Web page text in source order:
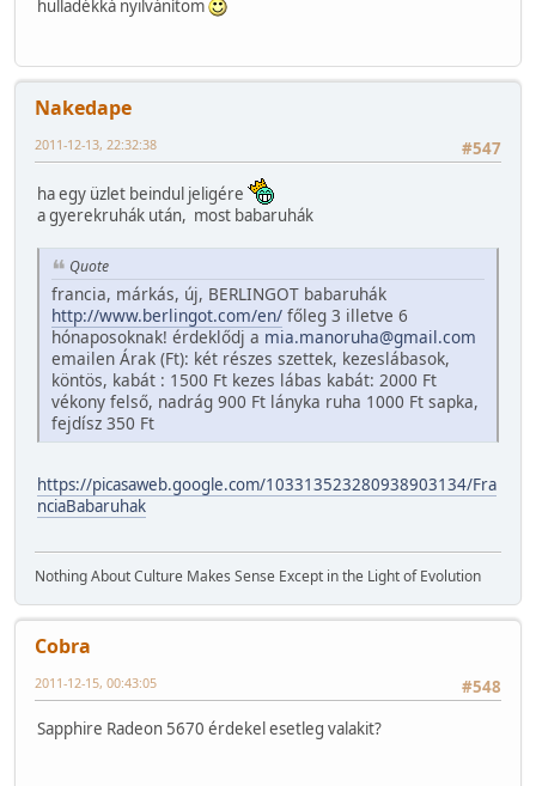
hulladékká nyilvánítom
Nakedape
#547
2011-12-13, 22:32:38
ha egy üzlet beindul jeligére
a gyerekruhák után, most babaruhák
Quote
francia, márkás, új, BERLINGOT babaruhák
http://www.berlingot.com/en/ főleg 3 illetve 6
hónaposoknak! érdeklődj a mia.manoruha@gmail.com
emailen Árak (Ft): két részes szettek, kezeslábasok,
köntös, kabát : 1500 Ft kezes lábas kabát: 2000 Ft
vékony felső, nadrág 900 Ft lányka ruha 1000 Ft sapka,
fejdísz 350 Ft
https://picasaweb.google.com/103313523280938903134/Fra
nciaBabaruhak
Nothing About Culture Makes Sense Except in the Light of Evolution
Cobra
#548
2011-12-15, 00:43:05
Sapphire Radeon 5670 érdekel esetleg valakit?